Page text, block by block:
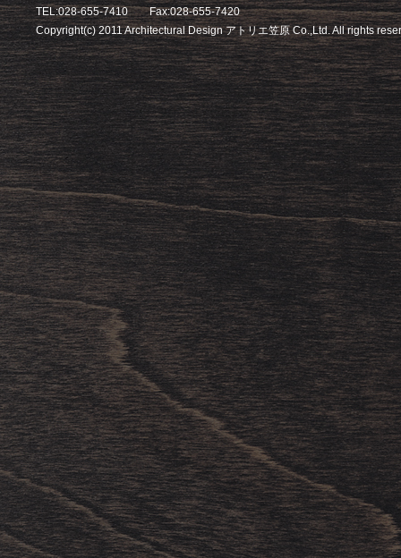
TEL:028-655-7410 Fax:028-655-7420
Copyright(c) 2011 Architectural Design アトリエ笠原 Co.,Ltd. All rights